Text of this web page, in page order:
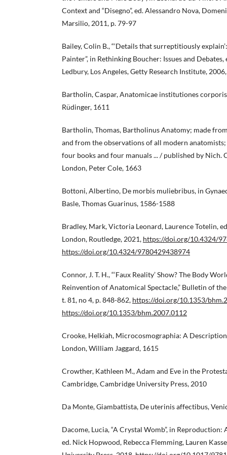
Context and “Disegno”, ed. Alessandro Nova,
Marsilio, 2011, p. 79-97
Bailey, Colin B., “‘Details that surreptitiously
Painter”, in Rethinking Boucher: Issues and
Ledbury, Los Angeles, Getty Research Institute,
Bartholin, Caspar, Anatomicae institutiones
Rüdinger, 1611
Bartholin, Thomas, Bartholinus Anatomy; made
and from the observations of all modern
four books and four manuals ... / published by Nich.
London, Peter Cole, 1663
Bottoni, Albertino, De morbis muliebribus, in
Basle, Thomas Guarinus, 1586-1588
Bradley, Mark, Victoria Leonard, Laurence Totelin,
London, Routledge, 2021, https://doi.org/10.4324/
https://doi.org/10.4324/9780429438974
Connor, J. T. H., “‘Faux Reality’ Show? The Body
Reinvention of Anatomical Spectacle,” Bulletin of
t. 81, no 4, p. 848-862, https://doi.org/10.1353/
https://doi.org/10.1353/bhm.2007.0112
Crooke, Helkiah, Microcosmographia: A
London, William Jaggard, 1615
Crowther, Kathleen M., Adam and Eve in the
Cambridge, Cambridge University Press, 2010
Da Monte, Giambattista, De uterinis affectibus,
Dacome, Lucia, “A Crystal Womb”, in
ed. Nick Hopwood, Rebecca Flemming, Lauren